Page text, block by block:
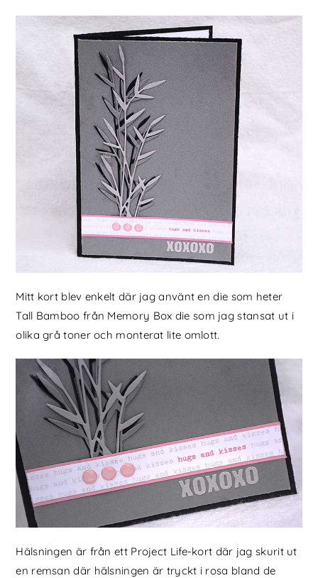
Mitt kort blev enkelt där jag använt en die som heter
Tall Bamboo från Memory Box die som jag stansat ut i
olika grå toner och monterat lite omlott.
Hälsningen är från ett Project Life-kort där jag skurit ut
en remsan där hälsningen är tryckt i rosa bland de